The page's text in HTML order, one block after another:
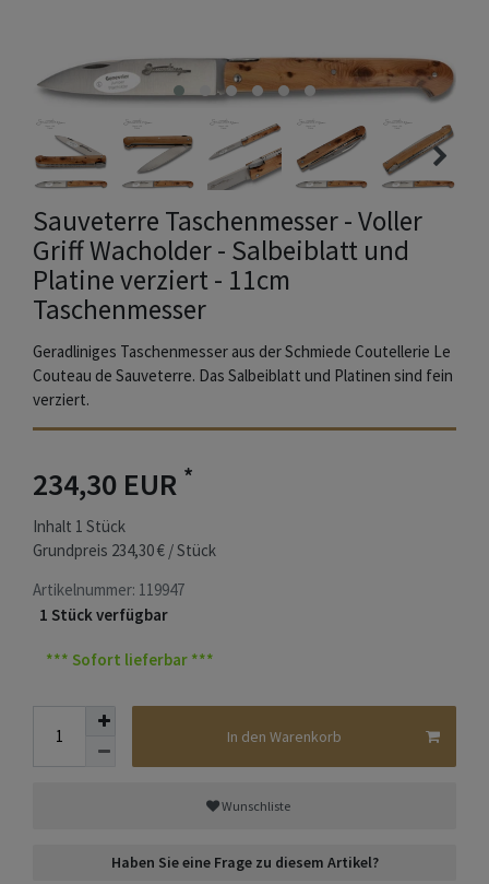
Sauveterre Taschenmesser - Voller
Griff Wacholder - Salbeiblatt und
Platine verziert - 11cm
Taschenmesser
Geradliniges Taschenmesser aus der Schmiede Coutellerie Le
Couteau de Sauveterre. Das Salbeiblatt und Platinen sind fein
verziert.
234,30 EUR *
Inhalt 1 Stück
Grundpreis 234,30 € / Stück
Artikelnummer: 119947
1 Stück verfügbar
*** Sofort lieferbar ***
In den Warenkorb
Wunschliste
Haben Sie eine Frage zu diesem Artikel?